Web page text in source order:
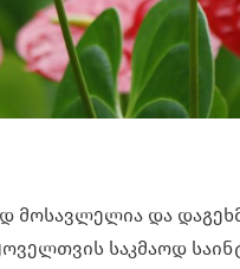
მოსავლელია და
საკმაოდ